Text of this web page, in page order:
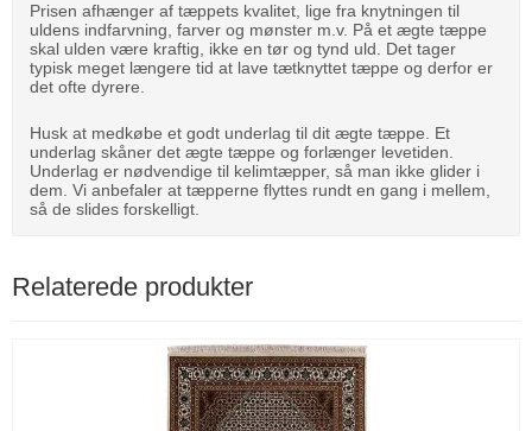
Prisen afhænger af tæppets kvalitet, lige fra knytningen til
uldens indfarvning, farver og mønster m.v. På et ægte tæppe
skal ulden være kraftig, ikke en tør og tynd uld. Det tager
typisk meget længere tid at lave tætknyttet tæppe og derfor er
det ofte dyrere.
Husk at medkøbe et godt underlag til dit ægte tæppe. Et
underlag skåner det ægte tæppe og forlænger levetiden.
Underlag er nødvendige til kelimtæpper, så man ikke glider i
dem. Vi anbefaler at tæpperne flyttes rundt en gang i mellem,
så de slides forskelligt.
Relaterede produkter